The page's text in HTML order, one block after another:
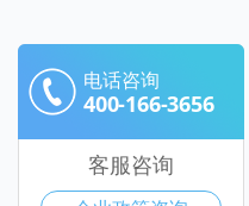
电话咨询
400-166-3656
客服咨询